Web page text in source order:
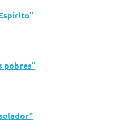
pobres”